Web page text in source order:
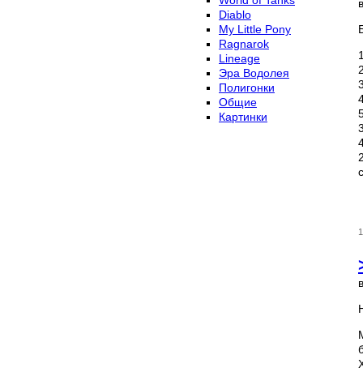
Diablo
My Little Pony
Ragnarok
Lineage
Эра Водолея
Полигонки
Общие
Картинки